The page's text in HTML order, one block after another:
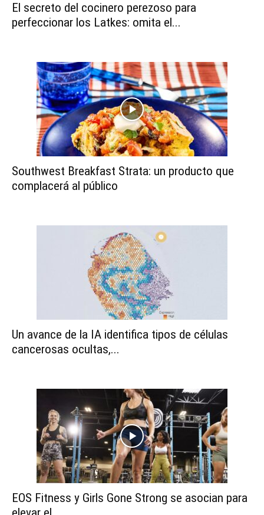
El secreto del cocinero perezoso para
perfeccionar los Latkes: omita el...
Southwest Breakfast Strata: un producto que
complacerá al público
Un avance de la IA identifica tipos de células
cancerosas ocultas,...
EOS Fitness y Girls Gone Strong se asocian para